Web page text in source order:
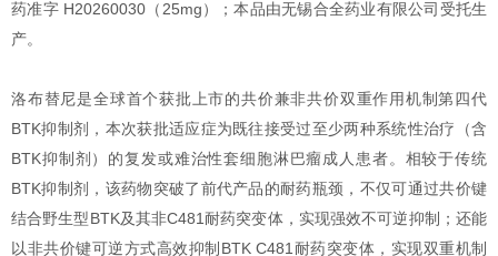
药准字 H20260030（25mg）；本品由无锡合全药业有限公司受托生
产。
洛布替尼是全球首个获批上市的共价兼非共价双重作用机制第四代
BTK抑制剂，本次获批适应症为既往接受过至少两种系统性治疗（含
BTK抑制剂）的复发或难治性套细胞淋巴瘤成人患者。相较于传统
BTK抑制剂，该药物突破了前代产品的耐药瓶颈，不仅可通过共价键
结合野生型BTK及其非C481耐药突变体，实现强效不可逆抑制；还能
以非共价键可逆方式高效抑制BTK C481耐药突变体，实现双重机制